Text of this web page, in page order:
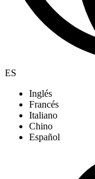
ES
Inglés
Francés
Italiano
Chino
Español